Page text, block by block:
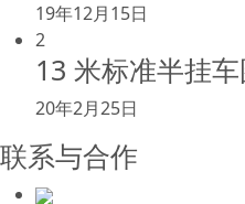
19年12月15日
2
13 米标准半挂
20年2月25日
联系与合作